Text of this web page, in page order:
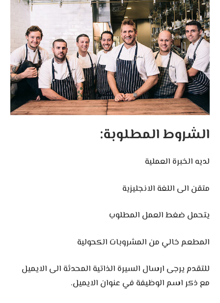
الشروط المطلوبة:
لديه الخبرة العملية
متقن الى اللغة الانجليزية
يتحمل ضغط العمل المطلوب
المطعم خالي من المشروبات الكحولية
للتقدم يرجى ارسال السيرة الذاتية المحدثة الى الايميل
مع ذكر اسم الوظيفة في عنوان الايميل.